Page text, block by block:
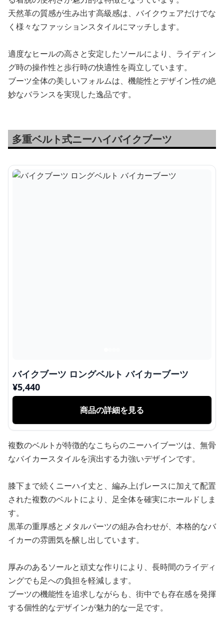
天然革の質感が生み出す高級感は、バイクウェアだけでな
く様々なファッションスタイルにマッチします。
適度なヒールの高さと安定したソールにより、ライディン
グ時の操作性と歩行時の快適性を両立しています。
ブーツ全体の美しいフォルムは、機能性とデザイン性の絶
妙なバランスを実現した逸品です。
多重ベルト式ニーハイバイクブーツ
バイクブーツ ロングベルト バイカーブーツ
¥5,440
商品の詳細を見る
複数のベルトが特徴的なこちらのニーハイブーツは、無骨
なバイカースタイルを演出する力強いデザインです。
膝下まで続くニーハイ丈と、編み上げレースに加えて配置
された複数のベルトにより、足全体を確実にホールドしま
す。
黒革の重厚感とメタルパーツの組み合わせが、本格的なバ
イカーの雰囲気を醸し出しています。
厚みのあるソールと頑丈な作りにより、長時間のライディ
ングでも足への負担を軽減します。
ブーツの機能性を追求しながらも、街中でも存在感を発揮
する個性的なデザインが魅力的な一足です。